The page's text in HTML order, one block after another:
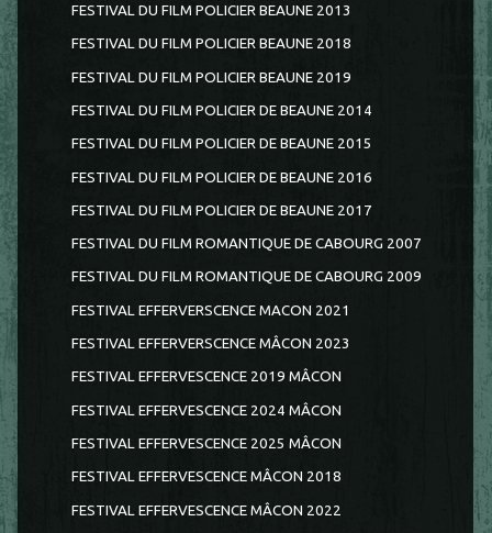
FESTIVAL DU FILM POLICIER BEAUNE 2013
FESTIVAL DU FILM POLICIER BEAUNE 2018
FESTIVAL DU FILM POLICIER BEAUNE 2019
FESTIVAL DU FILM POLICIER DE BEAUNE 2014
FESTIVAL DU FILM POLICIER DE BEAUNE 2015
FESTIVAL DU FILM POLICIER DE BEAUNE 2016
FESTIVAL DU FILM POLICIER DE BEAUNE 2017
FESTIVAL DU FILM ROMANTIQUE DE CABOURG 2007
FESTIVAL DU FILM ROMANTIQUE DE CABOURG 2009
FESTIVAL EFFERVERSCENCE MACON 2021
FESTIVAL EFFERVERSCENCE MÂCON 2023
FESTIVAL EFFERVESCENCE 2019 MÂCON
FESTIVAL EFFERVESCENCE 2024 MÂCON
FESTIVAL EFFERVESCENCE 2025 MÂCON
FESTIVAL EFFERVESCENCE MÂCON 2018
FESTIVAL EFFERVESCENCE MÂCON 2022